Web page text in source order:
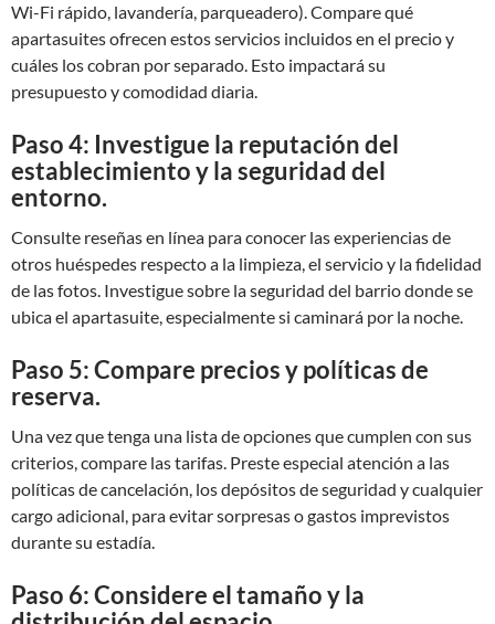
Wi-Fi rápido, lavandería, parqueadero). Compare qué
apartasuites ofrecen estos servicios incluidos en el precio y
cuáles los cobran por separado. Esto impactará su
presupuesto y comodidad diaria.
Paso 4: Investigue la reputación del
establecimiento y la seguridad del
entorno.
Consulte reseñas en línea para conocer las experiencias de
otros huéspedes respecto a la limpieza, el servicio y la fidelidad
de las fotos. Investigue sobre la seguridad del barrio donde se
ubica el apartasuite, especialmente si caminará por la noche.
Paso 5: Compare precios y políticas de
reserva.
Una vez que tenga una lista de opciones que cumplen con sus
criterios, compare las tarifas. Preste especial atención a las
políticas de cancelación, los depósitos de seguridad y cualquier
cargo adicional, para evitar sorpresas o gastos imprevistos
durante su estadía.
Paso 6: Considere el tamaño y la